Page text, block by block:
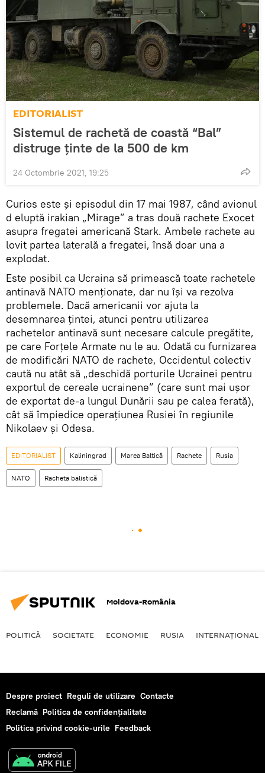
EDITORIALIST
Sistemul de rachetă de coastă “Bal”
distruge ținte de la 500 de km
24 Octombrie 2021, 19:25
Curios este și episodul din 17 mai 1987, când avionul
d eluptă irakian „Mirage” a tras două rachete Exocet
asupra fregatei americană Stark. Ambele rachete au
lovit partea laterală a fregatei, însă doar una a
explodat.
Este posibil ca Ucraina să primească toate rachetele
antinavă NATO menționate, dar nu își va rezolva
problemele. Dacă americanii vor ajuta la
desemnarea țintei, atunci pentru utilizarea
rachetelor antinavă sunt necesare calcule pregătite,
pe care Forțele Armate nu le au. Odată cu furnizarea
de modificări NATO de rachete, Occidentul colectiv
caută nu atât să „deschidă porturile Ucrainei pentru
exportul de cereale ucrainene” (care sunt mai ușor
de exportat de-a lungul Dunării sau pe calea ferată),
cât să împiedice operațiunea Rusiei în regiunile
Nikolaev și Odesa.
EDITORIALIST Kaliningrad Marea Baltică Rachete Rusia
NATO Racheta balistică
Moldova-România
POLITICĂ SOCIETATE ECONOMIE RUSIA INTERNAŢIONAL
Despre proiect Reguli de utilizare Contacte
Reclamă Politica de confidențialitate
Politica privind cookie-urile Feedback